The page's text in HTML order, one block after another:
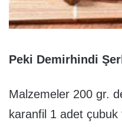
Peki Demirhindi
Malzemeler 200 gr.
karanfil 1 adet çubuk